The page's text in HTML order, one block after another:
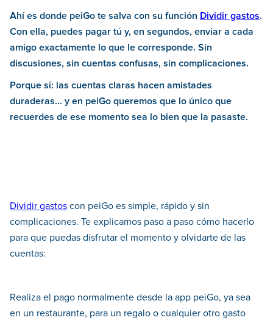
Ahí es donde peiGo te salva con su función Dividir gastos.
Con ella, puedes pagar tú y, en segundos, enviar a cada
amigo exactamente lo que le corresponde. Sin
discusiones, sin cuentas confusas, sin complicaciones.
Porque sí: las cuentas claras hacen amistades
duraderas… y en peiGo queremos que lo único que
recuerdes de ese momento sea lo bien que la pasaste.
Dividir gastos con peiGo es simple, rápido y sin
complicaciones. Te explicamos paso a paso cómo hacerlo
para que puedas disfrutar el momento y olvidarte de las
cuentas:
Realiza el pago normalmente desde la app peiGo, ya sea
en un restaurante, para un regalo o cualquier otro gasto